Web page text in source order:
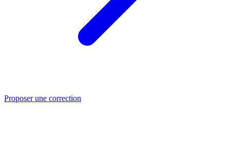
Proposer une correction